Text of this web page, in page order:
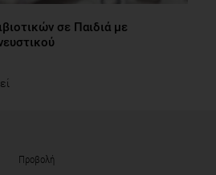
σε Παιδιά με
Προβολή